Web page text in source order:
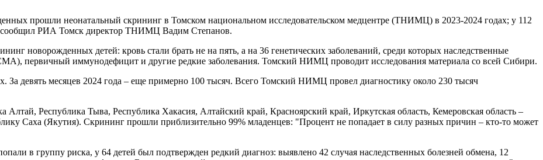
прошли неонатальный скрининг в Томском национальном исследовательском медцентре (ТНИМЦ) в 2023-2024 годах; у 112
сообщил РИА Томск директор ТНИМЦ Вадим Степанов.
новорожденных детей: кровь стали брать не на пять, а на 36 генетических заболеваний, среди которых наследственные
первичный иммунодефицит и другие редкие заболевания. Томский НИМЦ проводит исследования материала со всей Сибири.
За девять месяцев 2024 года – еще примерно 100 тысяч. Всего Томский НИМЦ провел диагностику около 230 тысяч
Республика Тыва, Республика Хакасия, Алтайский край, Красноярский край, Иркутская область, Кемеровская область –
Саха (Якутия). Скрининг прошли приблизительно 99% младенцев: "Процент не попадает в силу разных причин – кто-то может
в группу риска, у 64 детей был подтвержден редкий диагноз: выявлено 42 случая наследственных болезней обмена, 12